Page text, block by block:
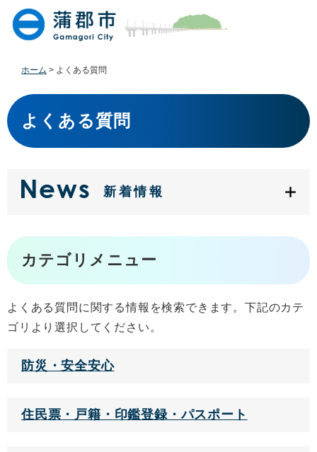
す
。
し
て
ホーム > よくある質問
本
文
よくある質問
新着情報
カテゴリメニュー
よくある質問に関する情報を検索できます。下記のカテ
ゴリより選択してください。
防災・安全安心
住民票・戸籍・印鑑登録・パスポート